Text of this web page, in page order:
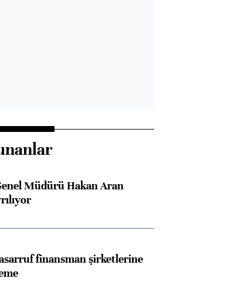
Müdürü Hakan Aran
finansman şirketlerine